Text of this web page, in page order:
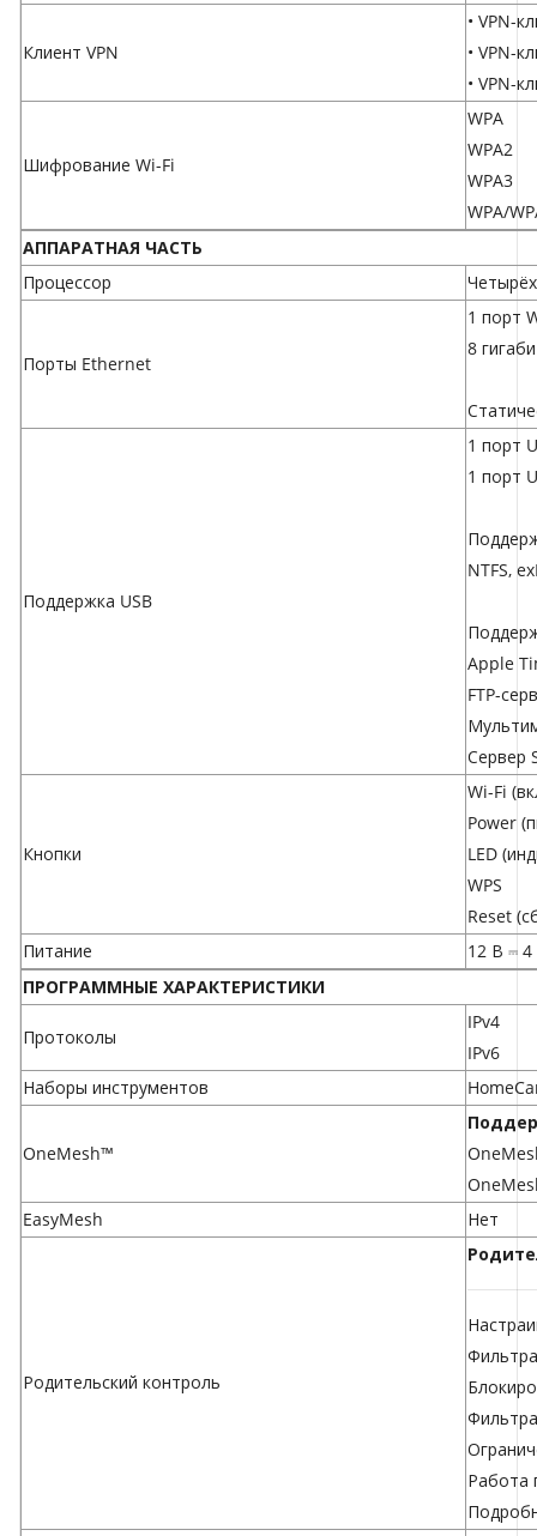
Клиент VPN
• VPN-
• VPN-
• VPN-
Шифрование Wi-Fi
WPA
WPA2
WPA3
WPA/
АППАРАТНАЯ ЧАСТЬ
Процессор
Порты Ethernet
1 порт
8
Поддержка USB
1 порт
1 порт
NTFS,
Apple
FTP-
Сервер
Кнопки
Wi-Fi
Power
LED
WPS
Reset
Питание
12 В ⎓ 4
ПРОГРАММНЫЕ ХАРАКТЕРИСТИКИ
Протоколы
IPv4
IPv6
Наборы инструментов
OneMesh™
EasyMesh
Нет
Родительский контроль
Работа